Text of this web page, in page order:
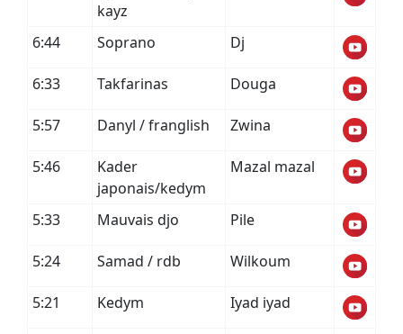
kayz
6:44 Soprano Dj
6:33 Takfarinas Douga
5:57 Danyl / franglish Zwina
5:46
Kader
japonais/kedym
Mazal mazal
5:33 Mauvais djo Pile
5:24 Samad / rdb Wilkoum
5:21 Kedym Iyad iyad